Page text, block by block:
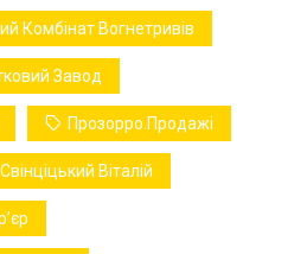
Комбінат Вогнетривів
Завод
Прозорро.Продажі
Свінціцький Віталій